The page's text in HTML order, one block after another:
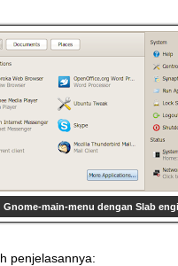
Gnome-main-menu dengan Slab
penjelasannya: